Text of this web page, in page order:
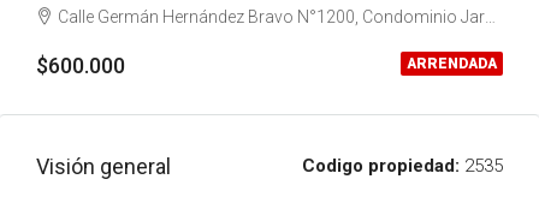
Calle Germán Hernández Bravo N°1200, Condominio Jardines de Peñaflor II, Sector Malloco
$600.000 ARRENDADA
Visión general Codigo propiedad: 2535